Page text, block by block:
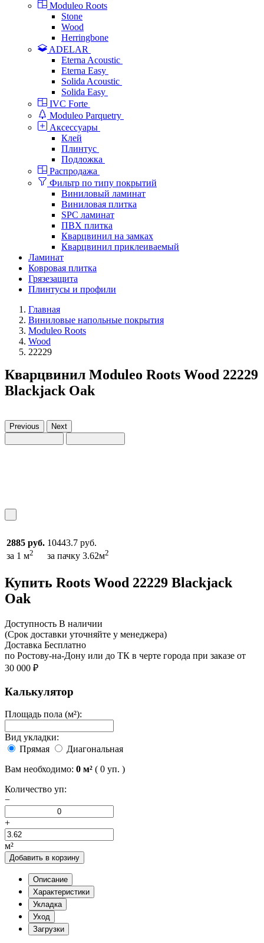
Moduleo Roots
Stone
Wood
Herringbone
ADELAR
Eterna Acoustic
Eterna Easy
Solida Acoustic
Solida Easy
IVC Forte
Moduleo Parquetry
Аксессуары
Клей
Плинтус
Подложка
Распродажа
Фильтр по типу покрытий
Виниловый ламинат
Виниловая плитка
SPC ламинат
ПВХ плитка
Кварцвинил на замках
Кварцвинил приклеиваемый
Ламинат
Ковровая плитка
Грязезащита
Плинтусы и профили
Главная
Виниловые напольные покрытия
Moduleo Roots
Wood
22229
Кварцвинил Moduleo Roots Wood 22229
Blackjack Oak
Previous Next
2885 руб.
за 1 м2
10443.7 руб.
за пачку 3.62м2
Купить Roots Wood 22229 Blackjack
Oak
Доcтупность В наличии
(Срок доставки уточняйте у менеджера)
Доставка Бесплатно
по Ростову-на-Дону или до ТК в черте города при заказе от
30 000 ₽
Калькулятор
Площадь пола (м²):
Вид укладки:
Прямая
Диагональная
Вам необходимо: 0 м² ( 0 уп. )
Количество уп:
−
+
м²
Добавить в корзину
Описание
Характеристики
Укладка
Уход
Загрузки